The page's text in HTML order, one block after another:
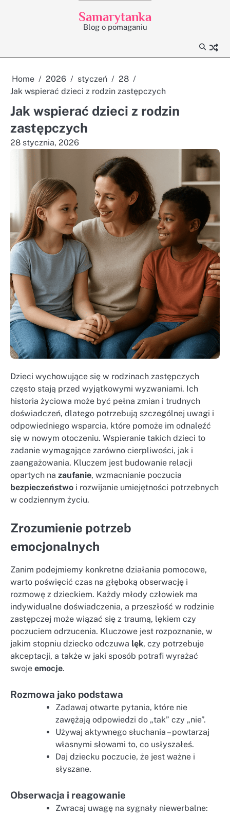
Samarytanka
Blog o pomaganiu
Home 2026 styczeń
28
Jak wspierać dzieci z rodzin zastępczych
Jak wspierać dzieci z rodzin
zastępczych
28 stycznia, 2026
Dzieci wychowujące się w rodzinach zastępczych
często stają przed wyjątkowymi wyzwaniami. Ich
historia życiowa może być pełna zmian i trudnych
doświadczeń, dlatego potrzebują szczególnej uwagi i
odpowiedniego wsparcia, które pomoże im odnaleźć
się w nowym otoczeniu. Wspieranie takich dzieci to
zadanie wymagające zarówno cierpliwości, jak i
zaangażowania. Kluczem jest budowanie relacji
opartych na zaufanie, wzmacnianie poczucia
bezpieczeństwo i rozwijanie umiejętności potrzebnych
w codziennym życiu.
Zrozumienie potrzeb
emocjonalnych
Zanim podejmiemy konkretne działania pomocowe,
warto poświęcić czas na głęboką obserwację i
rozmowę z dzieckiem. Każdy młody człowiek ma
indywidualne doświadczenia, a przeszłość w rodzinie
zastępczej może wiązać się z traumą, lękiem czy
poczuciem odrzucenia. Kluczowe jest rozpoznanie, w
jakim stopniu dziecko odczuwa lęk, czy potrzebuje
akceptacji, a także w jaki sposób potrafi wyrażać
swoje emocje.
Rozmowa jako podstawa
Zadawaj otwarte pytania, które nie
zawężają odpowiedzi do „tak” czy „nie”.
Używaj aktywnego słuchania – powtarzaj
własnymi słowami to, co usłyszałeś.
Daj dziecku poczucie, że jest ważne i
słyszane.
Obserwacja i reagowanie
Zwracaj uwagę na sygnały niewerbalne: